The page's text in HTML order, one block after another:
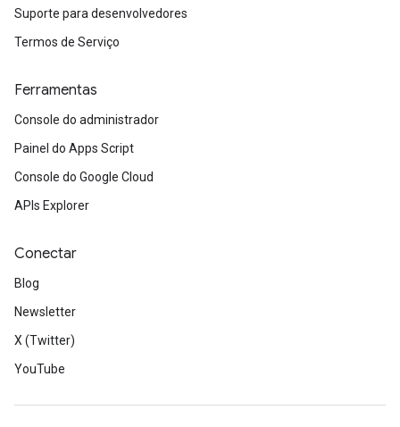
Suporte para desenvolvedores
Termos de Serviço
Ferramentas
Console do administrador
Painel do Apps Script
Console do Google Cloud
APIs Explorer
Conectar
Blog
Newsletter
X (Twitter)
YouTube